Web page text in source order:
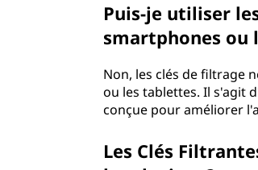
Puis-je utiliser
smartphones ou
Non, les clés de filtrage
ou les tablettes. Il s'agit
conçue pour améliorer
Les Clés